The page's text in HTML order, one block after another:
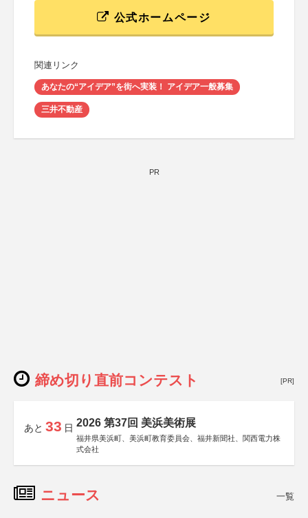
公式ホームページ
関連リンク
あなたの“アイデア”を街へ実装！ アイデア一般募集
三井不動産
PR
締め切り直前コンテスト [PR]
あと 33 日 2026 第37回 美浜美術展
福井県美浜町、美浜町教育委員会、福井新聞社、関西電力株
式会社
ニュース 一覧